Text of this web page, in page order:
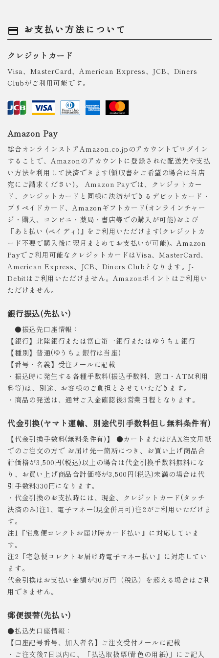
payment お支払い方法について
クレジットカード
Visa、MasterCard、American Express、JCB、Diners
Clubがご利用可能です。
Amazon Pay
総合オンラインストアAmazon.co.jpのアカウントでログイン
することで、Amazonのアカウントに登録された配送先や支払
い方法を利用して決済できます(領収書をご希望の場合は当店
宛にご請求ください)。 Amazon Payでは、クレジットカー
ド、クレジットカードと同様に決済ができるデビットカード・
プリペイドカード、Amazonギフトカード(オンラインチャー
ジ・購入、コンビニ・薬局・書店等での購入が可能)および
『あと払い (ペイディ)』をご利用いただけます(クレジットカ
ード不要で購入後に翌月まとめてお支払いが可能)。Amazon
Payでご利用可能なクレジットカードはVisa、MasterCard、
American Express、JCB、Diners Clubとなります。J-
Debitはご利用いただけません。Amazonポイントはご利用い
ただけません。
銀行振込(先払い)
●振込先口座情報：
【銀行】北陸銀行または富山第一銀行またはゆうちょ銀行
【種別】普通(ゆうちょ銀行は当座)
【番号・名義】受注メールに記載
・振込時に発生する各種手数料(振込手数料、窓口・ATM利用
料等)は、別途、お客様のご負担とさせていただきます。
・商品の発送は、通常ご入金確認後3営業日程となります。
代金引換(ヤマト運輸、別途代引手数料但し無料条件有)
【代金引換手数料(無料条件有)】 ●カートまたはFAX注文用紙
でのご注文の方で お届け先一箇所につき、お買い上げ商品合
計価格が3,500円(税込)以上の場合は代金引換手数料無料にな
り、お買い上げ商品合計価格が3,500円(税込)未満の場合は代
引手数料330円になります。
・代金引換のお支払時には、現金、クレジットカード(タッチ
決済のみ)注1、電子マネー(現金併用可)注2がご利用いただけま
す。
注1『宅急便コレクトお届け時カード払い』に対応していま
す。
注2『宅急便コレクトお届け時電子マネー払い』に対応してい
ます。
代金引換はお支払い金額が30万円（税込）を超える場合はご利
用できません。
郵便振替(先払い)
●払込先口座情報：
【口座記号番号、加入者名】ご注文受付メールに記載
・ご注文後7日以内に、「払込取扱票(青色の用紙)」にご記入